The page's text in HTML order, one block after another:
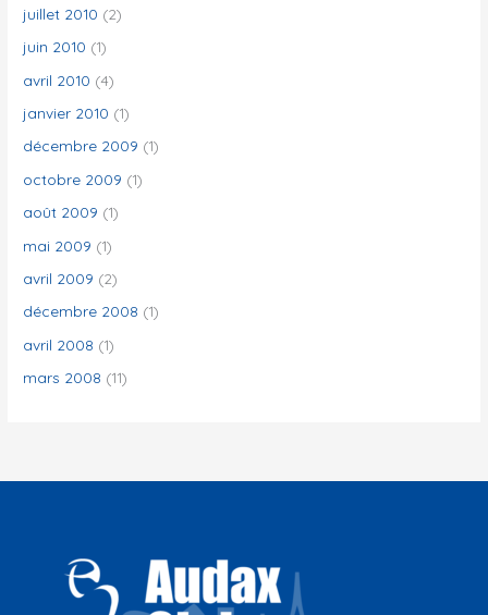
juillet 2010 (2)
juin 2010 (1)
avril 2010 (4)
janvier 2010 (1)
décembre 2009 (1)
octobre 2009 (1)
août 2009 (1)
mai 2009 (1)
avril 2009 (2)
décembre 2008 (1)
avril 2008 (1)
mars 2008 (11)